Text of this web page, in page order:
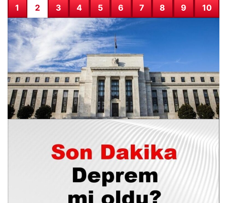
1 2 3 4 5 6 7 8 9 10
FED faiz kararı ne zaman, saat kaçta? Faiz beklentisi ne
yönde? 2026 FED nisan ayı faiz kararı